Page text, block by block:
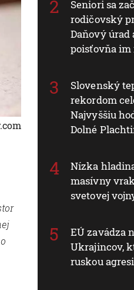
Seniori sa
rodičovský
Daňový úrad
poisťovňa
Slovenský
rekordom
Najvyššiu
Dolné
Nízka
masívny
svetovej
EÚ zavádza
Ukrajincov,
ruskou